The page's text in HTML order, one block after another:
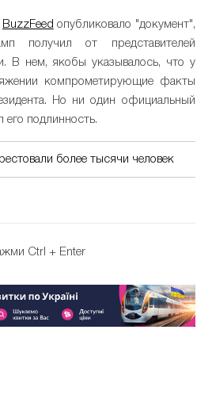
BuzzFeed опубликовало "документ",
получил от представителей
В нем, якобы указывалось, что у
компрометирующие факты
Но ни один официальный
его подлинность.
более тысячи человек
Ctrl + Enter